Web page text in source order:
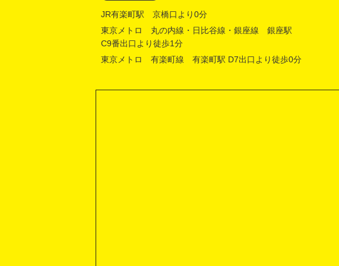
JR有楽町駅 京橋口より0分
東京メトロ 丸の内線・日比谷線・銀座線 銀座駅
C9番出口より徒歩1分
東京メトロ 有楽町線 有楽町駅 D7出口より徒歩0分